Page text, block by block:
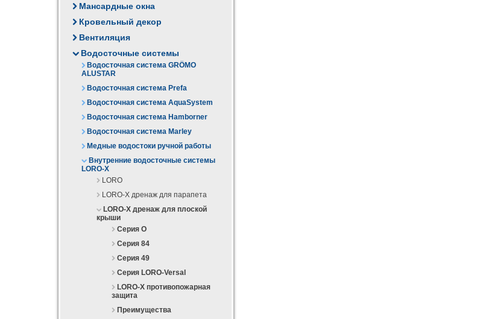
Мансардные окна
Кровельный декор
Вентиляция
Водосточные системы
Водосточная система GRÖMO
ALUSTAR
Водосточная система Prefa
Водосточная система AquaSystem
Водосточная система Hamborner
Водосточная система Marley
Медные водостоки ручной работы
Внутренние водосточные системы
LORO-X
LORO
LORO-X дренаж для парапета
LORO-X дренаж для плоской
крыши
Серия О
Серия 84
Серия 49
Серия LORO-Versal
LORO-X противопожарная
защита
Преимущества